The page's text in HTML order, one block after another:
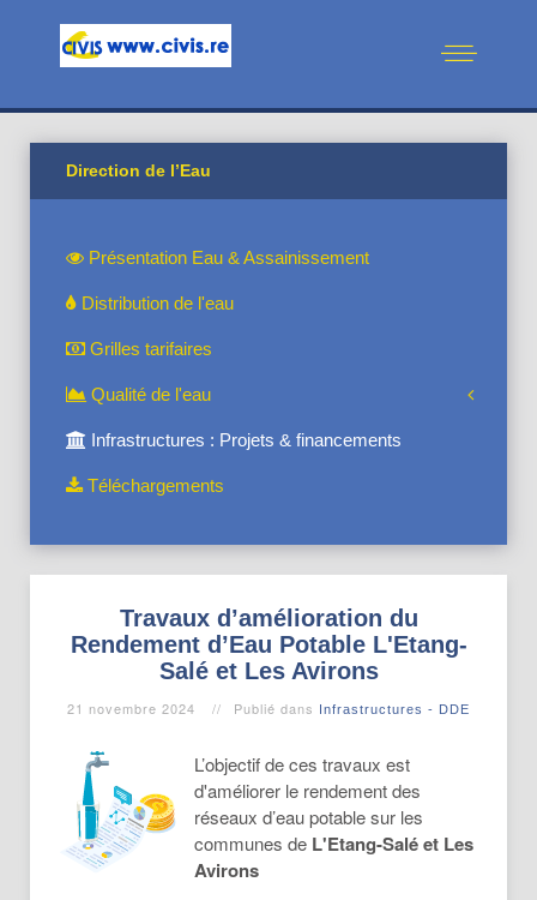
Direction de l’Eau
Présentation Eau & Assainissement
Distribution de l'eau
Grilles tarifaires
Qualité de l'eau
Infrastructures : Projets & financements
Téléchargements
Travaux d’amélioration du
Rendement d’Eau Potable L'Etang-
Salé et Les Avirons
21 novembre 2024 Publié dans Infrastructures - DDE
L’objectif de ces travaux est
d'améliorer le rendement des
réseaux d’eau potable sur les
communes de L'Etang-Salé et Les
Avirons